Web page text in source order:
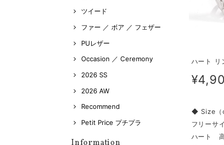
ツイード
ファー ／ ボア ／ フェザー
PUレザー
Occasion ／ Ceremony
2026 SS
2026 AW
Recommend
Petit Price プチプラ
ハート リ
◆ Size（
フリーサ
ハート